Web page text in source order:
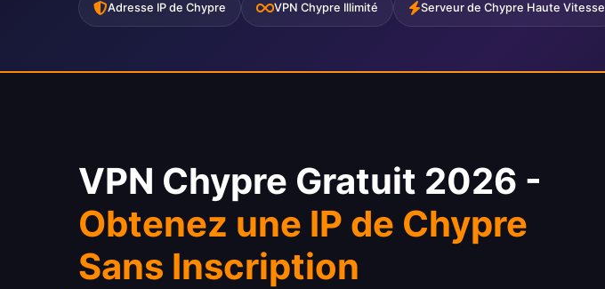
Adresse IP de Chypre VPN Chypre Illimité Serveur de Chypre Haute Vitesse
VPN Chypre Gratuit 2026 -
Obtenez une IP de Chypre
Sans Inscription